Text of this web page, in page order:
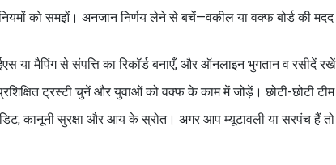
को समझें। अनजान निर्णय लेने से बचें—वकील या वक्फ बोर्ड की मदद
मैपिंग से संपत्ति का रिकॉर्ड बनाएँ, और ऑनलाइन भुगतान व रसीदें
ट्रस्टी चुनें और युवाओं को वक्फ के काम में जोड़ें। छोटी-छोटी
कानूनी सुरक्षा और आय के स्रोत। अगर आप म्यूटावली या सरपंच हैं